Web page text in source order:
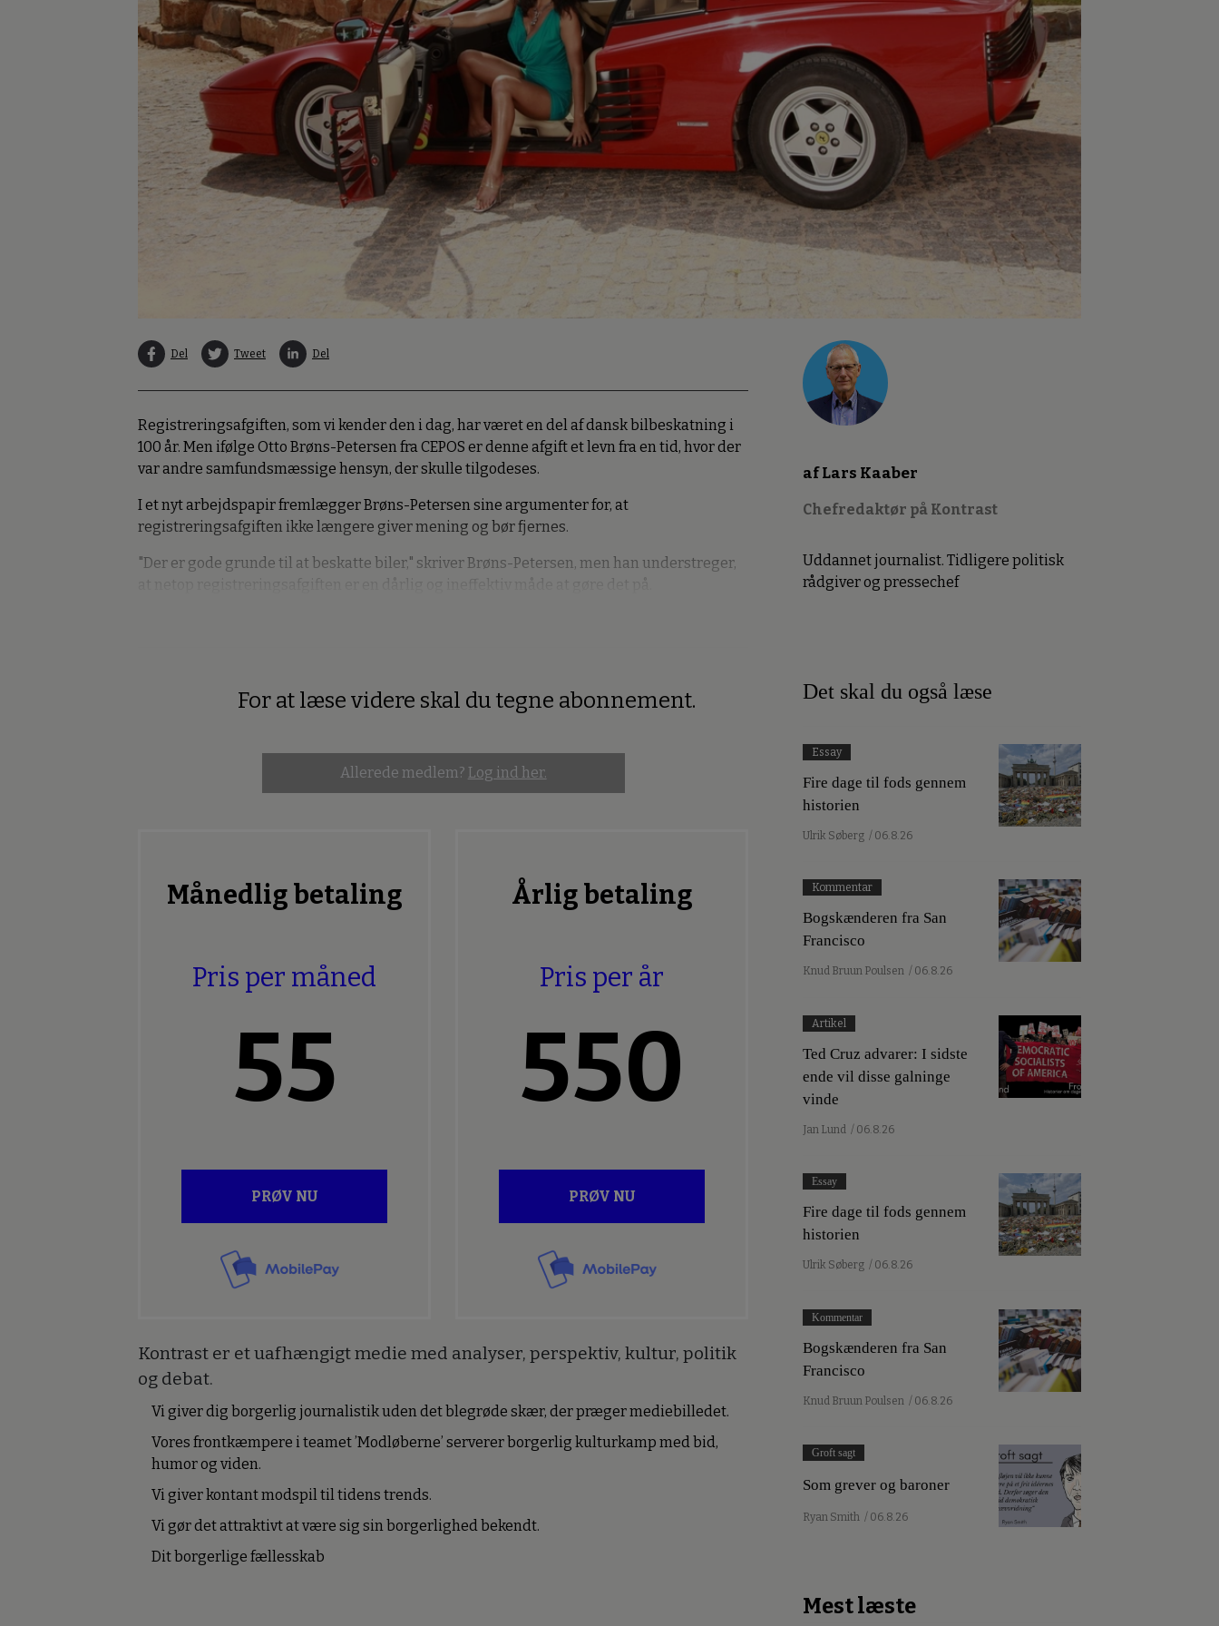
Del Tweet Del
Registreringsafgiften, som vi kender den i dag, har været en del af dansk bilbeskatning i
100 år. Men ifølge Otto Brøns-Petersen fra CEPOS er denne afgift et levn fra en tid, hvor der
var andre samfundsmæssige hensyn, der skulle tilgodeses.
I et nyt arbejdspapir fremlægger Brøns-Petersen sine argumenter for, at
registreringsafgiften ikke længere giver mening og bør fjernes.
"Der er gode grunde til at beskatte biler," skriver Brøns-Petersen, men han understreger,
at netop registreringsafgiften er en dårlig og ineffektiv måde at gøre det på.
PremiumFor at læse videre skal du tegne abonnement.
Allerede medlem? Log ind her.
Månedlig betaling
Pris per måned
55
PRØV NU
Årlig betaling
Pris per år
550
PRØV NU
Kontrast er et uafhængigt medie med analyser, perspektiv, kultur, politik
og debat.
Vi giver dig borgerlig journalistik uden det blegrøde skær, der præger mediebilledet.
Vores frontkæmpere i teamet ’Modløberne’ serverer borgerlig kulturkamp med bid,
humor og viden.
Vi giver kontant modspil til tidens trends.
Vi gør det attraktivt at være sig sin borgerlighed bekendt.
Dit borgerlige fællesskab
af Lars Kaaber
Chefredaktør på Kontrast
Uddannet journalist. Tidligere politisk
rådgiver og pressechef
Det skal du også læse
Essay
Fire dage til fods gennem
historien
Ulrik Søberg / 06.8.26
Kommentar
Bogskænderen fra San
Francisco
Knud Bruun Poulsen / 06.8.26
Artikel
Ted Cruz advarer: I sidste
ende vil disse galninge
vinde
Jan Lund / 06.8.26
Essay
Fire dage til fods gennem
historien
Ulrik Søberg / 06.8.26
Kommentar
Bogskænderen fra San
Francisco
Knud Bruun Poulsen / 06.8.26
Groft sagt
Som grever og baroner
Ryan Smith / 06.8.26
Mest læste